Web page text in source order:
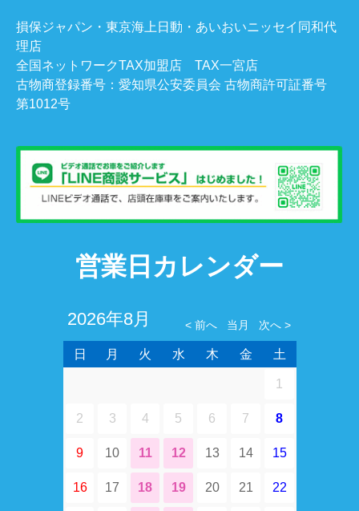
損保ジャパン・東京海上日動・あいおいニッセイ同和代
理店
全国ネットワークTAX加盟店 TAX一宮店
古物商登録番号：愛知県公安委員会 古物商許可証番号
第1012号
営業日カレンダー
2026年8月
日 月 火 水 木 金 土
1
2 3 4 5 6 7 8
9 10 11 12 13 14 15
16 17 18 19 20 21 22